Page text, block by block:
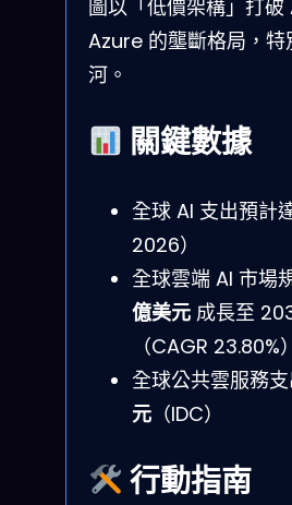
圖以「低價架構」打
Azure 的壟斷格局，
河。
關鍵數據
全球 AI 支出預計
2026）
全球雲端 AI 市場
億美元 成長至
（CAGR 23.80%）
全球公共雲服務
元 （IDC）
行動指南